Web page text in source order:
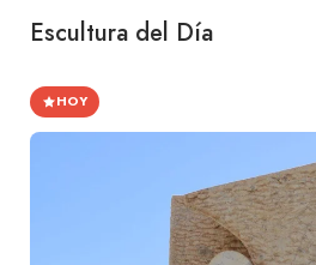
Escultura del Día
HOY